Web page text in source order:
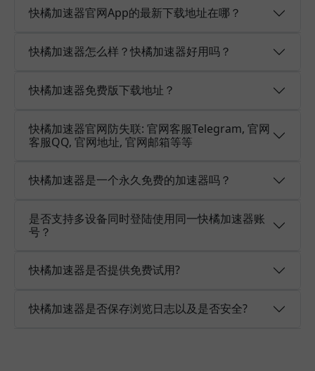
快橘加速器官网App的最新下载地址在哪？
快橘加速器怎么样？快橘加速器好用吗？
快橘加速器免费版下载地址？
快橘加速器官网防失联: 官网客服Telegram, 官网
客服QQ, 官网地址, 官网邮箱等等
快橘加速器是一个永久免费的加速器吗？
是否支持多设备同时登陆使用同一快橘加速器账
号？
快橘加速器是否提供免费试用?
快橘加速器是否保存浏览日志以及是否安全?